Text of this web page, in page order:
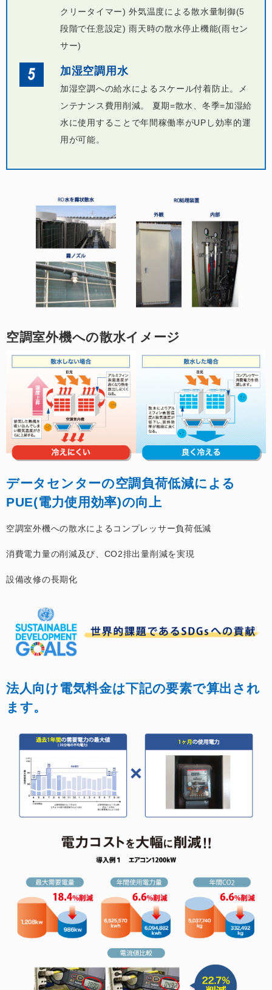
クリータイマー) 外気温度による散水量制御(5
段階で任意設定) 雨天時の散水停止機能(雨セン
サー)
加湿空調用水
加湿空調への給水によるスケール付着防止。メ
ンテナンス費用削減。 夏期=散水、冬季=加湿給
水に使用することで年間稼働率がUPし効率的運
用が可能。
空調室外機への散水イメージ
データセンターの空調負荷低減による
PUE(電力使用効率)の向上
空調室外機への散水によるコンプレッサー負荷低減
消費電力量の削減及び、CO2排出量削減を実現
設備改修の長期化
法人向け電気料金は下記の要素で算出され
ます。